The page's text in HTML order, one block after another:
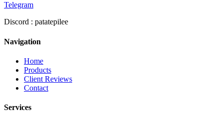
Telegram
Discord : patatepilee
Navigation
Home
Products
Client Reviews
Contact
Services